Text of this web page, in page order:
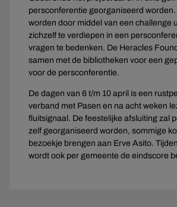
persconferentie georganiseerd
worden door middel van een challenge
zichzelf te verdiepen in een
vragen te bedenken. De Heracles
samen met de bibliotheken voor een
voor de persconferentie.
De dagen van 6 t/m 10 april is een
verband met Pasen en na acht weken
fluitsignaal. De feestelijke afsluiting zal
zelf georganiseerd worden, sommige
bezoekje brengen aan Erve Asito.
wordt ook per gemeente de eindscore